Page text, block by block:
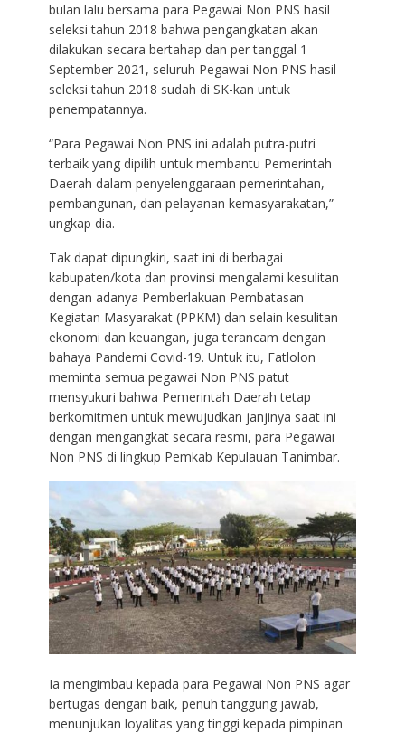
bulan lalu bersama para Pegawai Non PNS hasil
seleksi tahun 2018 bahwa pengangkatan akan
dilakukan secara bertahap dan per tanggal 1
September 2021, seluruh Pegawai Non PNS hasil
seleksi tahun 2018 sudah di SK-kan untuk
penempatannya.
“Para Pegawai Non PNS ini adalah putra-putri
terbaik yang dipilih untuk membantu Pemerintah
Daerah dalam penyelenggaraan pemerintahan,
pembangunan, dan pelayanan kemasyarakatan,”
ungkap dia.
Tak dapat dipungkiri, saat ini di berbagai
kabupaten/kota dan provinsi mengalami kesulitan
dengan adanya Pemberlakuan Pembatasan
Kegiatan Masyarakat (PPKM) dan selain kesulitan
ekonomi dan keuangan, juga terancam dengan
bahaya Pandemi Covid-19. Untuk itu, Fatlolon
meminta semua pegawai Non PNS patut
mensyukuri bahwa Pemerintah Daerah tetap
berkomitmen untuk mewujudkan janjinya saat ini
dengan mengangkat secara resmi, para Pegawai
Non PNS di lingkup Pemkab Kepulauan Tanimbar.
Ia mengimbau kepada para Pegawai Non PNS agar
bertugas dengan baik, penuh tanggung jawab,
menunjukan loyalitas yang tinggi kepada pimpinan